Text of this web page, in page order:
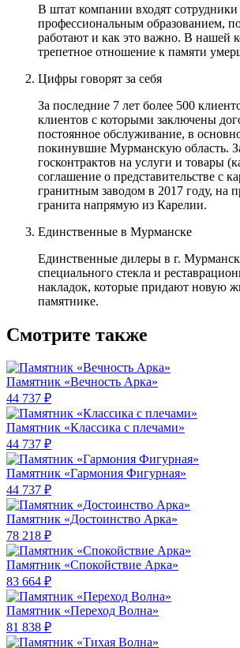
В штат компании входят сотрудники
профессиональным образованием,
работают и как это важно. В нашей
трепетное отношение к памяти
Цифры говорят за себя
За последние 7 лет более 500
клиентов с которыми заключены
постоянное обслуживание, в
покинувшие Мурманскую область.
госконтрактов на услуги и товары
соглашение о представительстве с
гранитным заводом в 2017 году, на
гранита напрямую из Карелии.
Единственные в Мурманске
Единственные дилеры в г.
специального стекла и
накладок, которые придают новую
памятнике.
Смотрите также
Памятник «Вечность Арка»
44 737 ₽
Памятник «Классика c плечами»
44 737 ₽
Памятник «Гармония Фигурная»
44 737 ₽
Памятник «Достоинство Арка»
78 218 ₽
Памятник «Спокойствие Арка»
83 664 ₽
Памятник «Переход Волна»
81 838 ₽